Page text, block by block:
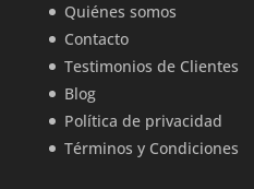
Quiénes somos
Contacto
Testimonios de Clientes
Blog
Política de privacidad
Términos y Condiciones